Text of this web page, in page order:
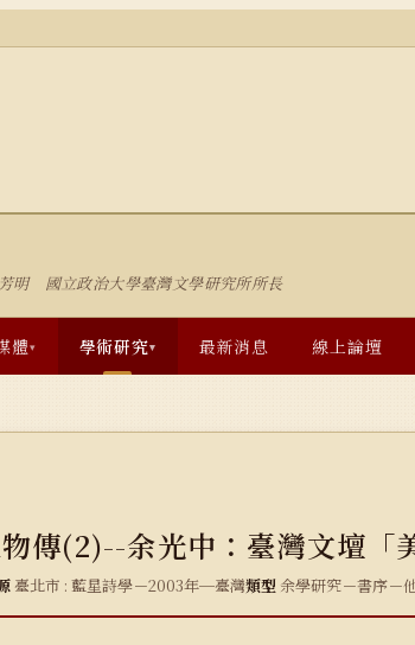
明 國立政治大學臺灣文學研究所所長
體▾ 學術研究▾ 最新消息 線上論壇
物傳(2)--余光中：臺灣文壇「
臺北市 : 藍星詩學－2003年─臺灣類型 余學研究－書序－